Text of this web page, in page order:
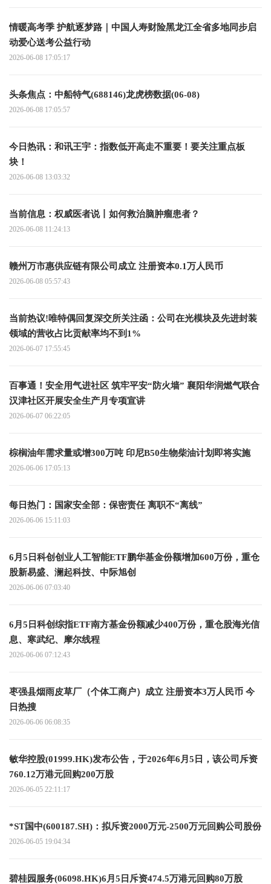
情暖高考季 护航逐梦路｜中国人寿财险黑龙江全省多地同步启
动爱心送考公益行动
2026-06-08 17:05:17
头条焦点：中船特气(688146)龙虎榜数据(06-08)
2026-06-08 17:05:57
今日热讯：和讯王宇：指数低开高走不重要！要关注重点板
块！
2026-06-08 13:03:32
当前信息：权威医者说丨如何救治脑肿瘤患者？
2026-06-08 11:24:13
赣州万市惠供应链有限公司成立 注册资本0.1万人民币
2026-06-08 05:57:43
当前热议!唯特偶回复深交所关注函：公司在光模块及先进封装
领域的营收占比贡献率均不到1%
2026-06-07 17:55:45
百事通！安全用气进社区 筑牢平安“防火墙” 襄阳华润燃气联合
汉津社区开展安全生产月专项宣讲
2026-06-07 06:22:05
棕榈油年需求量或增300万吨 印尼B50生物柴油计划即将实施
2026-06-06 17:05:13
每日热门：国家安全部：保密责任 离职不“离线”
2026-06-06 15:11:03
6月5日科创创业人工智能ETF鹏华基金份额增加600万份，重仓
股新易盛、澜起科技、中际旭创
2026-06-06 07:03:40
6月5日科创综指ETF南方基金份额减少400万份，重仓股海光信
息、寒武纪、摩尔线程
2026-06-06 07:12:43
枣强县烟雨皮草厂（个体工商户）成立 注册资本3万人民币 今
日热搜
2026-06-06 06:08:35
敏华控股(01999.HK)发布公告，于2026年6月5日，该公司斥资
760.12万港元回购200万股
2026-06-05 22:11:17
*ST国中(600187.SH)：拟斥资2000万元-2500万元回购公司股份
2026-06-05 19:04:34
碧桂园服务(06098.HK)6月5日斥资474.5万港元回购80万股